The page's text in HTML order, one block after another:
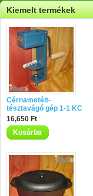
Kiemelt termékek
Cérnametélt-
tésztavágó gép 1-1 KC
16,650 Ft
Kosárba